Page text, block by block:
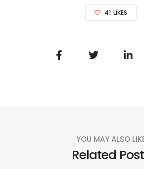
41 LIKES
YOU MAY ALSO
Related